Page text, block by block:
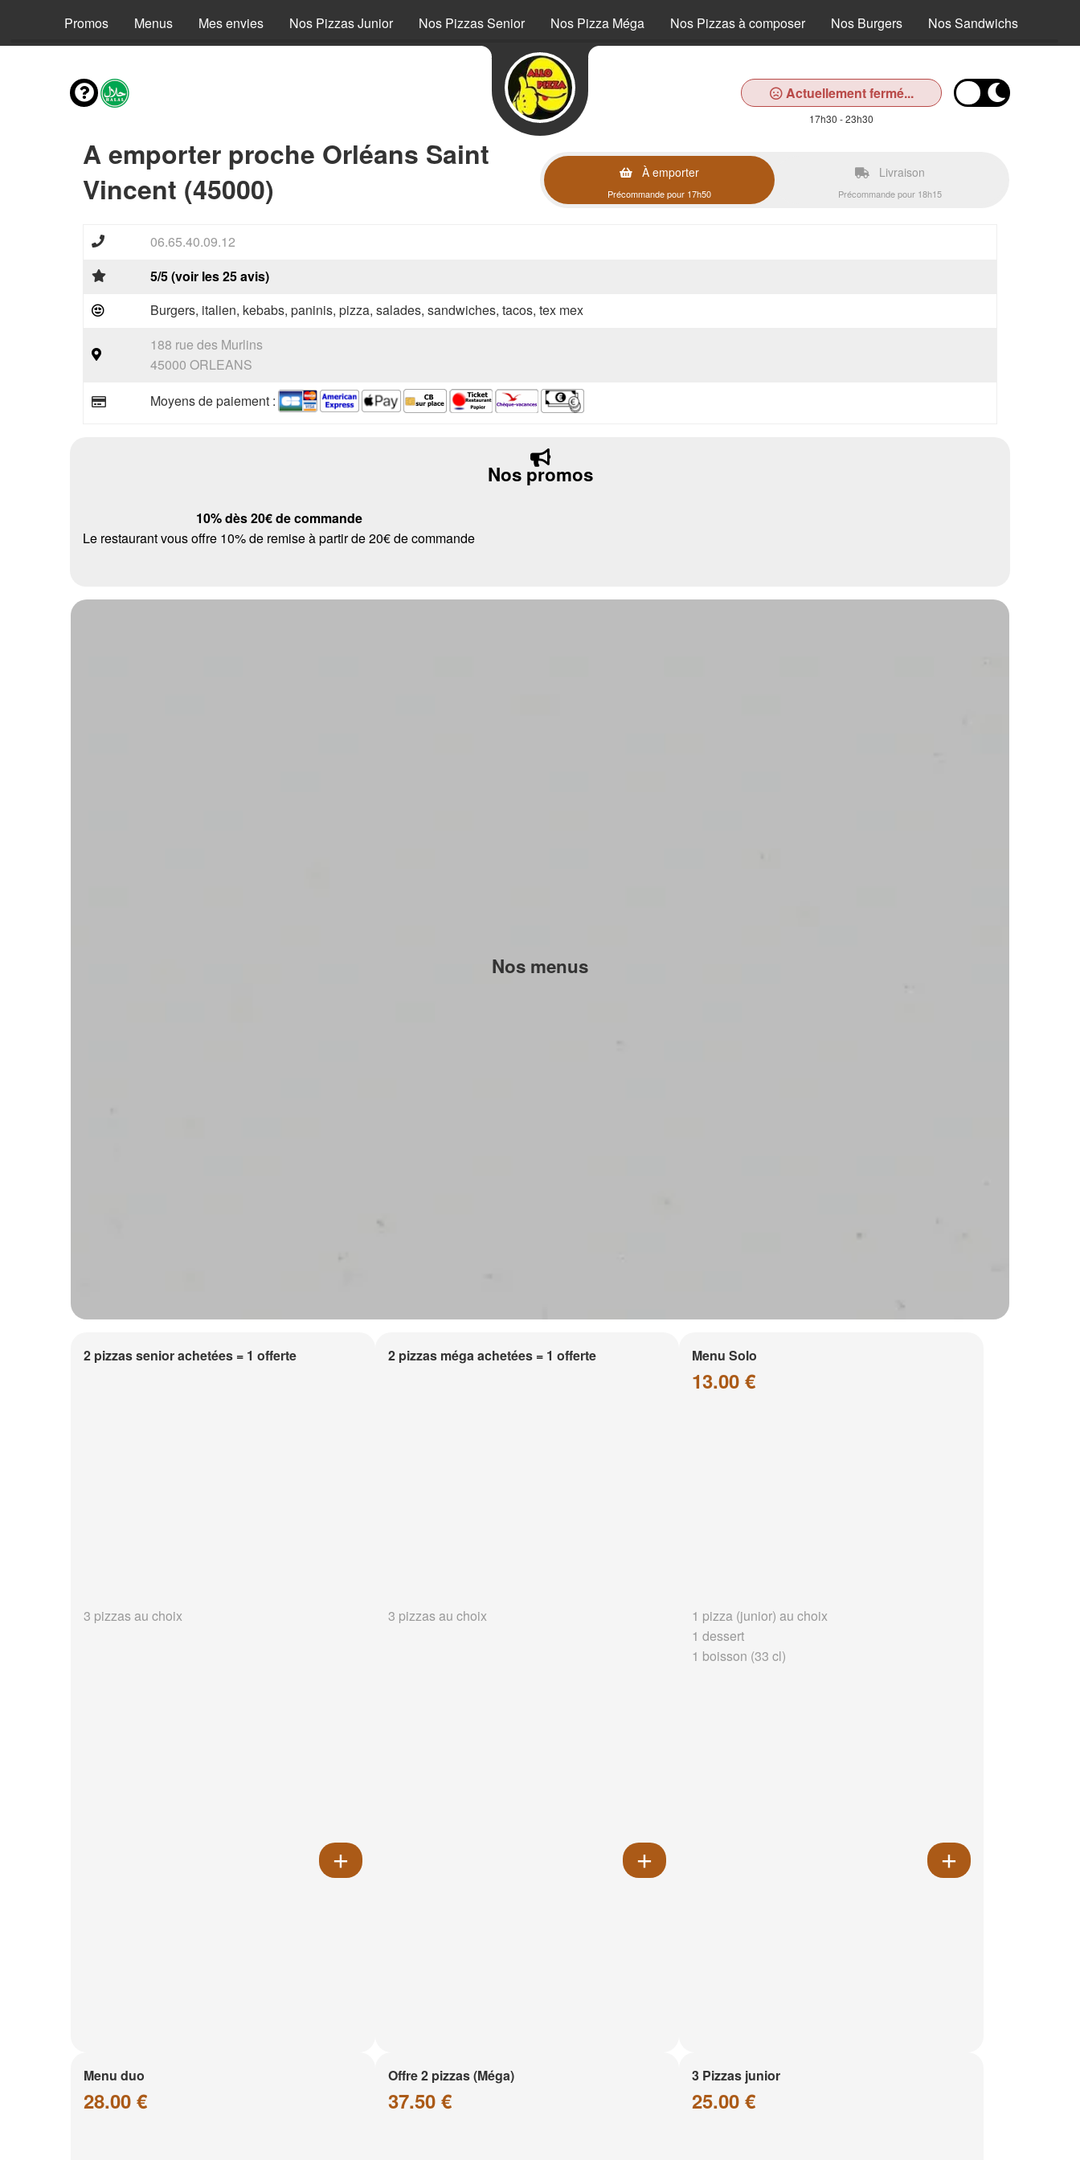
Promos Menus Mes envies Nos Pizzas Junior Nos Pizzas Senior Nos Pizza Méga Nos Pizzas à composer Nos Burgers Nos Sandwichs
Actuellement fermé...
17h30 - 23h30
A emporter proche Orléans Saint
Vincent (45000)
À emporter
Précommande pour 17h50
Livraison
Précommande pour 18h15
06.65.40.09.12
5/5 (voir les 25 avis)
Burgers, italien, kebabs, paninis, pizza, salades, sandwiches, tacos, tex mex
188 rue des Murlins
45000 ORLEANS
Moyens de paiement :
Nos promos
10% dès 20€ de commande
Le restaurant vous offre 10% de remise à partir de 20€ de commande
Nos menus
2 pizzas senior achetées = 1 offerte
3 pizzas au choix
2 pizzas méga achetées = 1 offerte
3 pizzas au choix
Menu Solo
13.00 €
1 pizza (junior) au choix
1 dessert
1 boisson (33 cl)
Menu duo
28.00 €
Offre 2 pizzas (Méga)
37.50 €
3 Pizzas junior
25.00 €